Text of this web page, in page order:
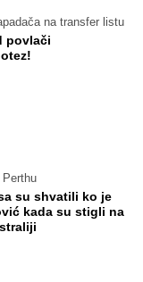
na transfer listu
povlači
Perthu
su shvatili ko je
kada su stigli na